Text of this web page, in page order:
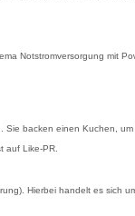
Notstromversorgung mit
backen einen Kuchen,
auf Like-PR.
Hierbei handelt es sich